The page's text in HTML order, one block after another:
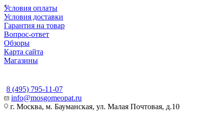
Условия оплаты
Условия доставки
Гарантия на товар
Вопрос-ответ
Обзоры
Карта сайта
Магазины
8 (495) 795-11-07
info@mosgomeopat.ru
г. Москва, м. Бауманская, ул. Малая Почтовая, д.10